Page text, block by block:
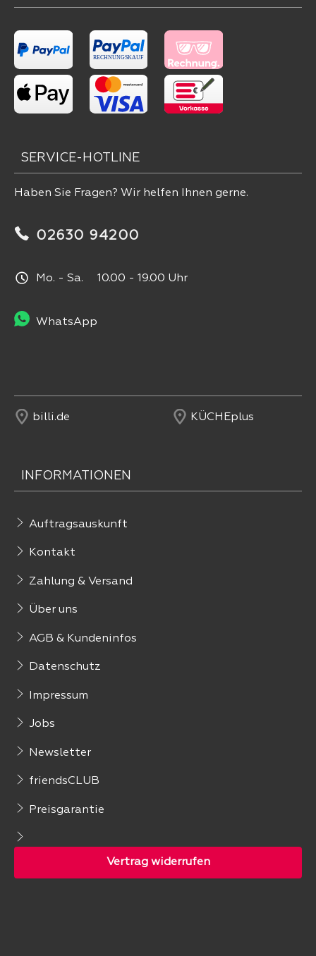
SERVICE-HOTLINE
Haben Sie Fragen? Wir helfen Ihnen gerne.
02630 94200
Mo. - Sa. 10.00 - 19.00 Uhr
WhatsApp
billi.de KÜCHEplus
INFORMATIONEN
Auftragsauskunft
Kontakt
Zahlung & Versand
Über uns
AGB & Kundeninfos
Datenschutz
Impressum
Jobs
Newsletter
friendsCLUB
Preisgarantie